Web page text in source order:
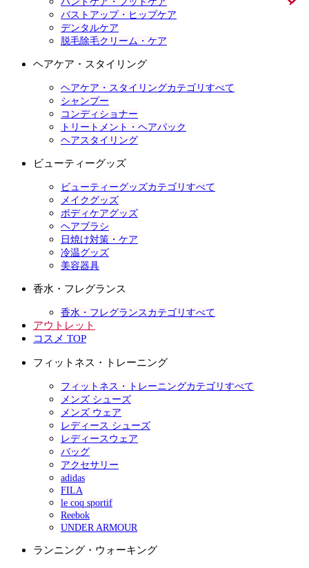
バストアップ・ヒップケア
デンタルケア
脱毛除毛クリーム・ケア
ヘアケア・スタイリング
ヘアケア・スタイリングカテゴリすべて
シャンプー
コンディショナー
トリートメント・ヘアパック
ヘアスタイリング
ビューティーグッズ
ビューティーグッズカテゴリすべて
メイクグッズ
ボディケアグッズ
ヘアブラシ
日焼け対策・ケア
冷温グッズ
美容器具
香水・フレグランス
香水・フレグランスカテゴリすべて
アウトレット
コスメ TOP
フィットネス・トレーニング
フィットネス・トレーニングカテゴリすべて
メンズ シューズ
メンズ ウェア
レディース シューズ
レディースウェア
バッグ
アクセサリー
adidas
FILA
le coq sportif
Reebok
UNDER ARMOUR
ランニング・ウォーキング